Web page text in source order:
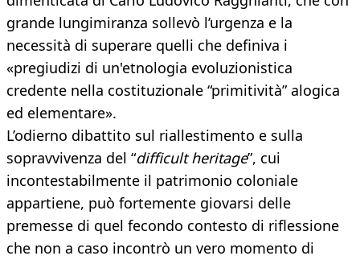
grande lungimiranza sollevò l’urgenza e la
necessità di superare quelli che definiva i
«pregiudizi di un'etnologia evoluzionistica
credente nella costituzionale “primitività” alogica
ed elementare».
L’odierno dibattito sul riallestimento e sulla
sopravvivenza del “difficult heritage”, cui
incontestabilmente il patrimonio coloniale
appartiene, può fortemente giovarsi delle
premesse di quel fecondo contesto di riflessione
che non a caso incontrò un vero momento di